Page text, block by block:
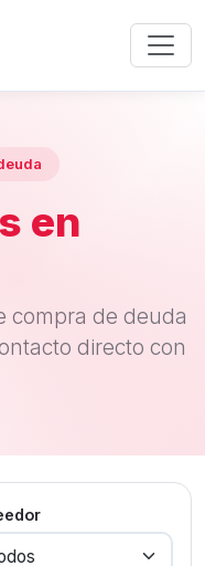
en
compra de deuda
directo con